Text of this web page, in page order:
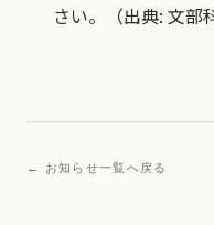
さい。（出典: 文部
← お知らせ一覧へ戻る